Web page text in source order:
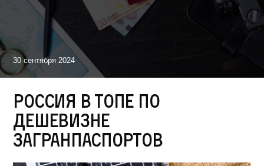
30 сентября 2024
Россия в топе по
дешевизне
загранпаспортов